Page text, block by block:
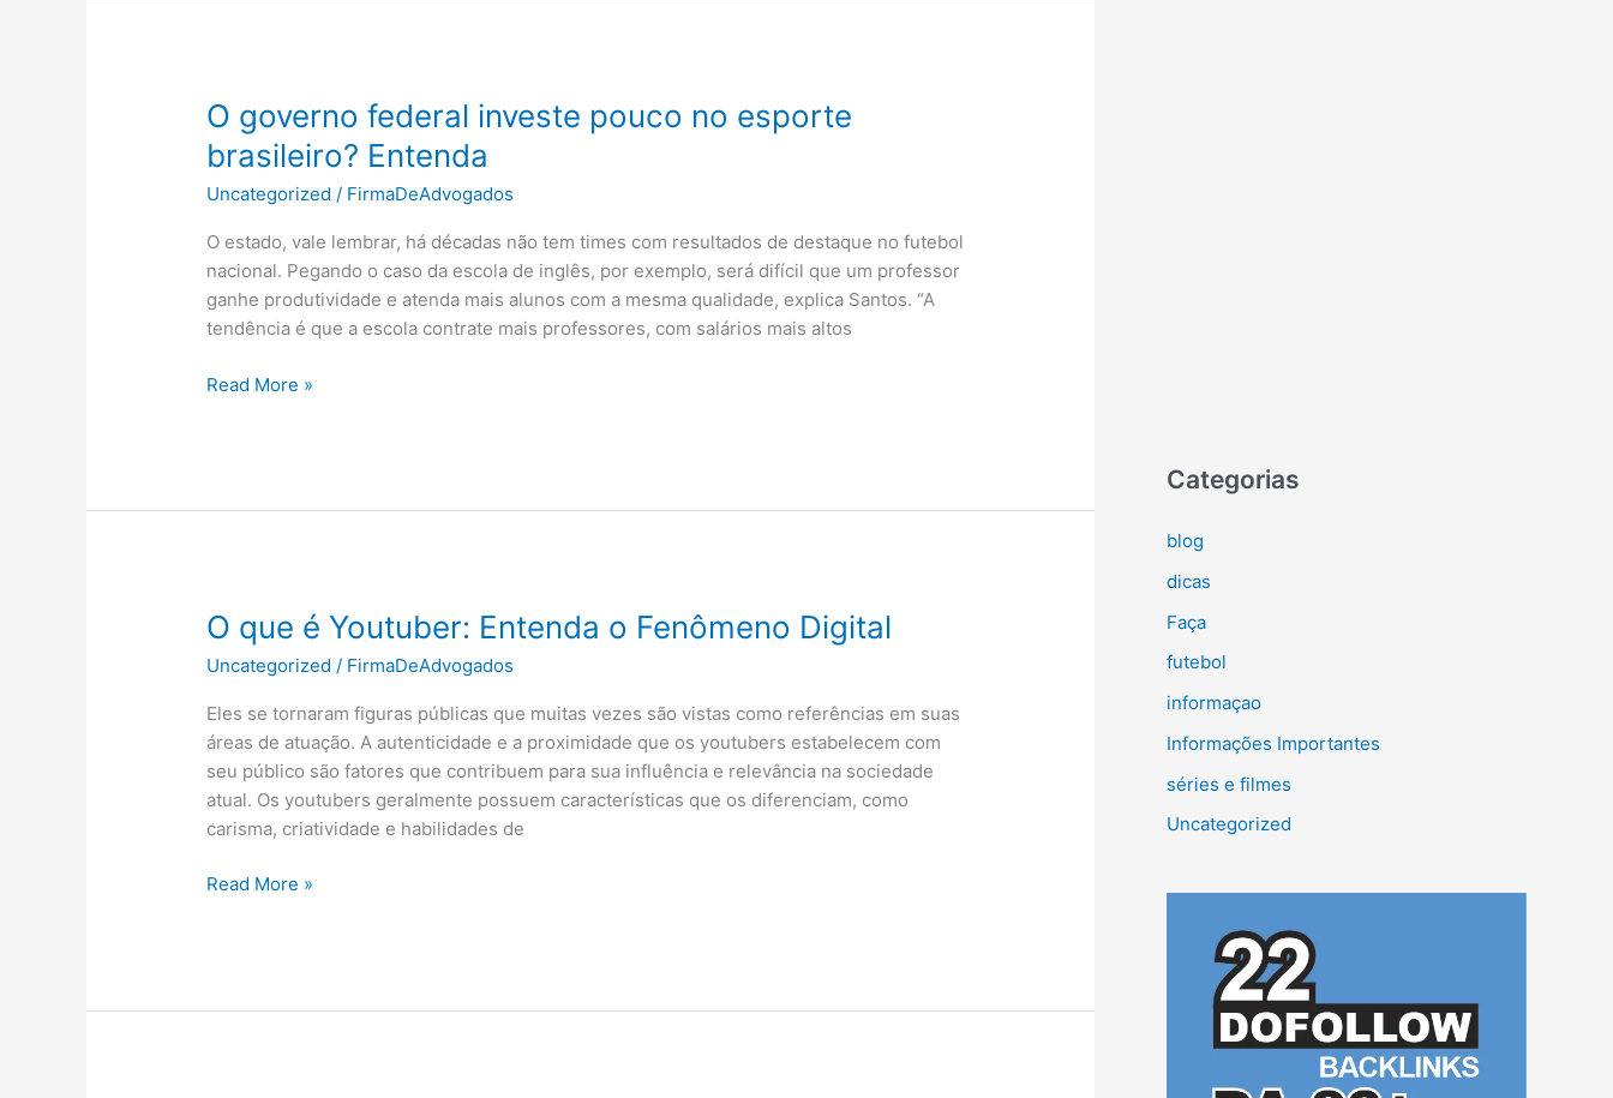
O governo federal investe pouco no esporte
brasileiro? Entenda
Uncategorized / FirmaDeAdvogados
O estado, vale lembrar, há décadas não tem times com resultados de destaque no futebol
nacional. Pegando o caso da escola de inglês, por exemplo, será difícil que um professor
ganhe produtividade e atenda mais alunos com a mesma qualidade, explica Santos. “A
tendência é que a escola contrate mais professores, com salários mais altos
O
Entenda
Read More »
O que é Youtuber: Entenda o Fenômeno Digital
Uncategorized / FirmaDeAdvogados
Eles se tornaram figuras públicas que muitas vezes são vistas como referências em suas
áreas de atuação. A autenticidade e a proximidade que os youtubers estabelecem com
seu público são fatores que contribuem para sua influência e relevância na sociedade
atual. Os youtubers geralmente possuem características que os diferenciam, como
carisma, criatividade e habilidades de
O
Read More »
Categorias
blog
dicas
Faça
futebol
informaçao
Informações Importantes
séries e filmes
Uncategorized